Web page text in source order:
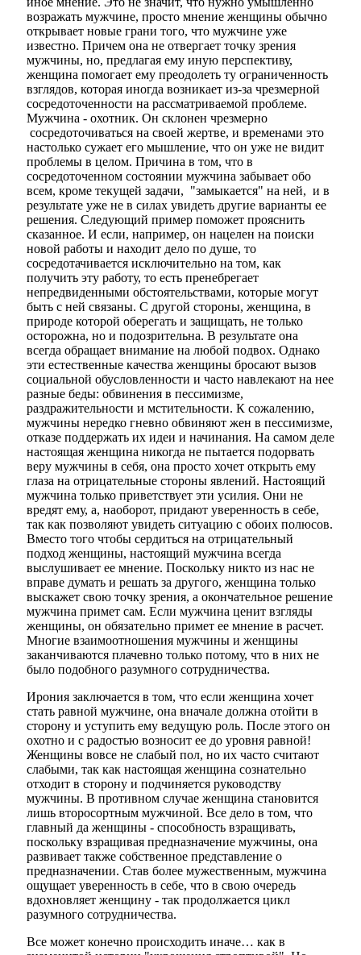
возражать мужчине, просто мнение женщины обычно
открывает новые грани того, что мужчине уже
известно. Причем она не отвергает точку зрения
мужчины, но, предлагая ему иную перспективу,
женщина помогает ему преодолеть ту ограниченность
взглядов, которая иногда возникает из-за чрезмерной
сосредоточенности на рассматриваемой проблеме.
Мужчина - охотник. Он склонен чрезмерно
сосредоточиваться на своей жертве, и временами это
настолько сужает его мышление, что он уже не видит
проблемы в целом. Причина в том, что в
сосредоточенном состоянии мужчина забывает обо
всем, кроме текущей задачи, "замыкается" на ней, и в
результате уже не в силах увидеть другие варианты ее
решения. Следующий пример поможет прояснить
сказанное. И если, например, он нацелен на поиски
новой работы и находит дело по душе, то
сосредотачивается исключительно на том, как
получить эту работу, то есть пренебрегает
непредвиденными обстоятельствами, которые могут
быть с ней связаны. С другой стороны, женщина, в
природе которой оберегать и защищать, не только
осторожна, но и подозрительна. В результате она
всегда обращает внимание на любой подвох. Однако
эти естественные качества женщины бросают вызов
социальной обусловленности и часто навлекают на нее
разные беды: обвинения в пессимизме,
раздражительности и мстительности. К сожалению,
мужчины нередко гневно обвиняют жен в пессимизме,
отказе поддержать их идеи и начинания. На самом деле
настоящая женщина никогда не пытается подорвать
веру мужчины в себя, она просто хочет открыть ему
глаза на отрицательные стороны явлений. Настоящий
мужчина только приветствует эти усилия. Они не
вредят ему, а, наоборот, придают уверенность в себе,
так как позволяют увидеть ситуацию с обоих полюсов.
Вместо того чтобы сердиться на отрицательный
подход женщины, настоящий мужчина всегда
выслушивает ее мнение. Поскольку никто из нас не
вправе думать и решать за другого, женщина только
выскажет свою точку зрения, а окончательное решение
мужчина примет сам. Если мужчина ценит взгляды
женщины, он обязательно примет ее мнение в расчет.
Многие взаимоотношения мужчины и женщины
заканчиваются плачевно только потому, что в них не
было подобного разумного сотрудничества.
Ирония заключается в том, что если женщина хочет
стать равной мужчине, она вначале должна отойти в
сторону и уступить ему ведущую роль. После этого он
охотно и с радостью возносит ее до уровня равной!
Женщины вовсе не слабый пол, но их часто считают
слабыми, так как настоящая женщина сознательно
отходит в сторону и подчиняется руководству
мужчины. В противном случае женщина становится
лишь второсортным мужчиной. Все дело в том, что
главный да женщины - способность взращивать,
поскольку взращивая предназначение мужчины, она
развивает также собственное представление о
предназначении. Став более мужественным, мужчина
ощущает уверенность в себе, что в свою очередь
вдохновляет женщину - так продолжается цикл
разумного сотрудничества.
Все может конечно происходить иначе… как в